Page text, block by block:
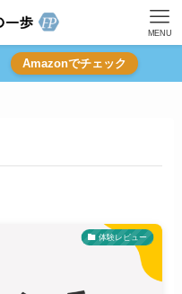
MENU
Amazonでチェック
体験レビュー